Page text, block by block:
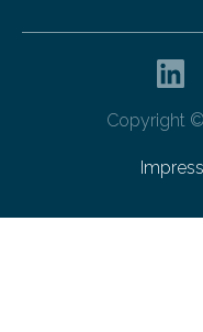
Copyright